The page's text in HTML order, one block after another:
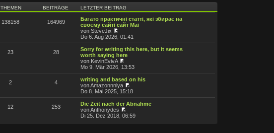
THEMEN BEITRÄGE LETZTER BEITRAG
138158 164969
Багато практичні статті, які збирає на
своєму сайті сайт Mai
von SteveJix
Do 6. Aug 2026, 01:41
23 28
Sorry for writing this here, but it seems
worth saying here
von KevinEvivA
Mo 9. Mär 2026, 13:53
2 4
writing and based on his
von Amazonnnlya
Do 8. Mai 2025, 15:18
12 253
Die Zeit nach der Abnahme
von Anthonydes
Di 25. Dez 2018, 06:59